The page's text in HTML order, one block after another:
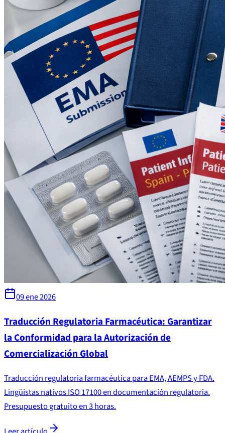
09 ene 2026
Traducción Regulatoria Farmacéutica: Garantizar
la Conformidad para la Autorización de
Comercialización Global
Traducción regulatoria farmacéutica para EMA, AEMPS y FDA.
Lingüistas nativos ISO 17100 en documentación regulatoria.
Presupuesto gratuito en 3 horas.